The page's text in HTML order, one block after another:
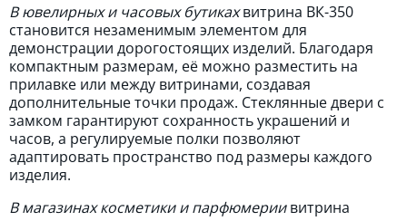
В ювелирных и часовых бутикахвитрина ВК-350
становится незаменимым элементом для
демонстрации дорогостоящих изделий. Благодаря
компактным размерам, её можно разместить на
прилавке или между витринами, создавая
дополнительные точки продаж. Стеклянные двери с
замком гарантируют сохранность украшений и
часов, а регулируемые полки позволяют
адаптировать пространство под размеры каждого
изделия.
В магазинах косметики и парфюмериивитрина